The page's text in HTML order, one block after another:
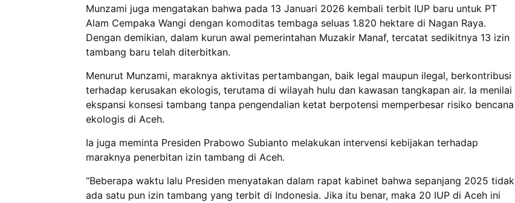
Munzami juga mengatakan bahwa pada 13 Januari 2026 kembali terbit IUP baru untuk PT
Alam Cempaka Wangi dengan komoditas tembaga seluas 1.820 hektare di Nagan Raya.
Dengan demikian, dalam kurun awal pemerintahan Muzakir Manaf, tercatat sedikitnya 13 izin
tambang baru telah diterbitkan.
Menurut Munzami, maraknya aktivitas pertambangan, baik legal maupun ilegal, berkontribusi
terhadap kerusakan ekologis, terutama di wilayah hulu dan kawasan tangkapan air. Ia menilai
ekspansi konsesi tambang tanpa pengendalian ketat berpotensi memperbesar risiko bencana
ekologis di Aceh.
Ia juga meminta Presiden Prabowo Subianto melakukan intervensi kebijakan terhadap
maraknya penerbitan izin tambang di Aceh.
“Beberapa waktu lalu Presiden menyatakan dalam rapat kabinet bahwa sepanjang 2025 tidak
ada satu pun izin tambang yang terbit di Indonesia. Jika itu benar, maka 20 IUP di Aceh ini